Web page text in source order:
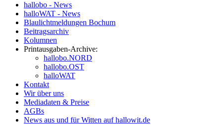
hallobo - News
halloWAT - News
Blaulichtmeldungen Bochum
Beitragsarchiv
Kolumnen
Printausgaben-Archive:
hallobo.NORD
hallobo.OST
halloWAT
Kontakt
Wir über uns
Mediadaten & Preise
AGBs
News aus und für Witten auf hallowit.de